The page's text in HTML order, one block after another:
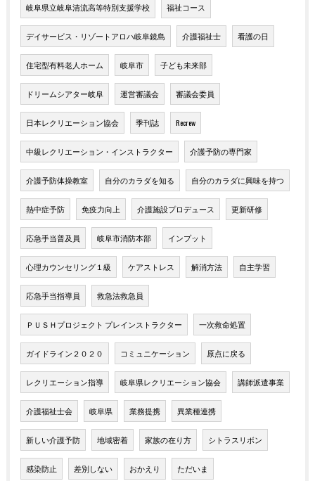
岐阜県立岐阜清流高等特別支援学校 福祉コース
デイサービス・リゾートアロハ岐阜鏡島 介護福祉士 看護の日
住宅型有料老人ホーム 岐阜市 子ども未来部
ドリームシアター岐阜 運営審議会 審議会委員
日本レクリエーション協会 季刊誌 Recrew
中級レクリエーション・インストラクター 介護予防の専門家
介護予防体操教室 自分のカラダを知る 自分のカラダに興味を持つ
熱中症予防 免疫力向上 介護施設プロデュース 更新研修
応急手当普及員 岐阜市消防本部 インプット
心理カウンセリング１級 ケアストレス 解消方法 自主学習
応急手当指導員 救急法救急員
ＰＵＳＨプロジェクト プレインストラクター 一次救命処置
ガイドライン２０２０ コミュニケーション 原点に戻る
レクリエーション指導 岐阜県レクリエーション協会 講師派遣事業
介護福祉士会 岐阜県 業務提携 異業種連携
新しい介護予防 地域密着 家族の在り方 シトラスリボン
感染防止 差別しない おかえり ただいま